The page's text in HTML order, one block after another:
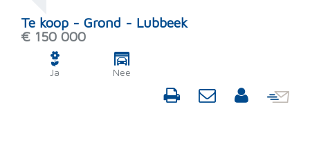
Te koop - Grond - Lubbeek
€ 150 000
Ja Nee